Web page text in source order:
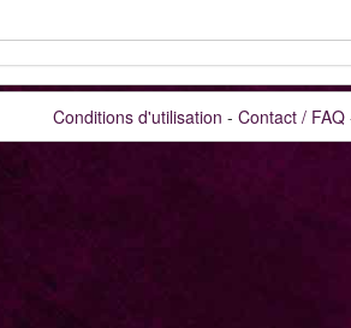
Conditions d'utilisation - Contact / FAQ